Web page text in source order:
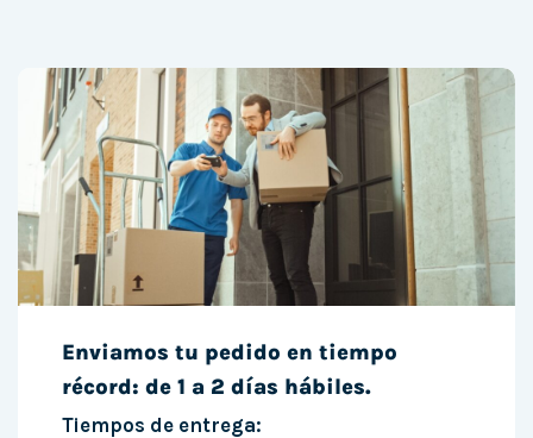
Enviamos tu pedido en tiempo
récord: de 1 a 2 días hábiles.
Tiempos de entrega: